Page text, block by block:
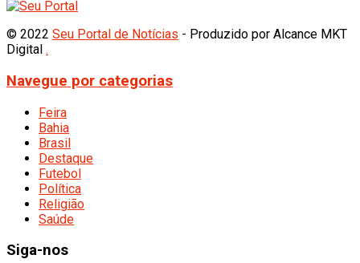
© 2022 Seu Portal de Notícias - Produzido por Alcance MKT
Digital .
Navegue por categorias
Feira
Bahia
Brasil
Destaque
Futebol
Política
Religião
Saúde
Siga-nos